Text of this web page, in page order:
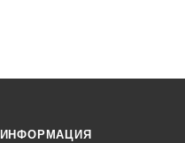
ИНФОРМАЦИЯ